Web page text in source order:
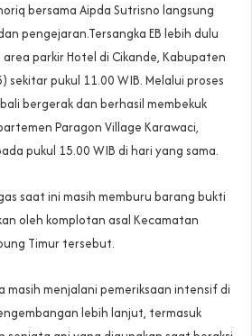
bersama Aipda Sutrisno langsung
pengejaran.Tersangka EB lebih dulu
parkir Hotel di Cikande, Kabupaten
sekitar pukul 11.00 WIB. Melalui proses
bergerak dan berhasil membekuk
Paragon Village Karawaci,
pukul 15.00 WIB di hari yang sama.
saat ini masih memburu barang bukti
oleh komplotan asal Kecamatan
Timur tersebut.
masih menjalani pemeriksaan intensif di
lebih lanjut, termasuk